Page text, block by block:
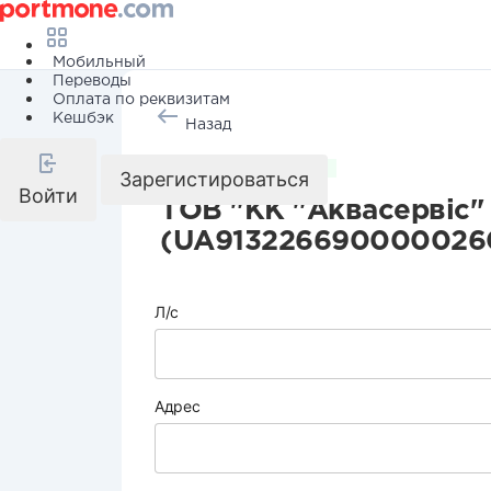
Мобильный
Переводы
Оплата по реквизитам
Кешбэк
Войти
Зарегистироваться
Назад
ТОВ "КК "Аквасервіс"
Л/с
Адрес